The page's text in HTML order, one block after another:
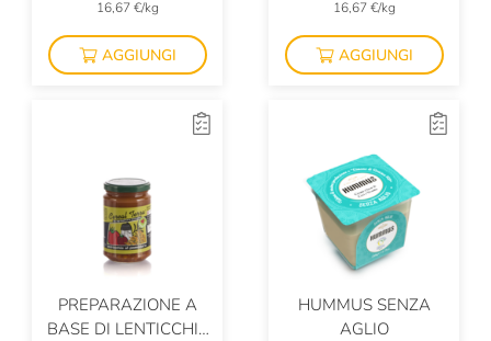
16,67 €/kg
AGGIUNGI
16,67 €/kg
AGGIUNGI
PREPARAZIONE A
BASE DI LENTICCHIE
HUMMUS SENZA
AGLIO